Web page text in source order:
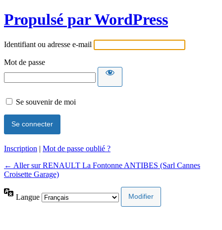
Propulsé par WordPress
Identifiant ou adresse e-mail
Mot de passe
Se souvenir de moi
Inscription | Mot de passe oublié ?
← Aller sur RENAULT La Fontonne ANTIBES (Sarl Cannes
Croisette Garage)
Langue